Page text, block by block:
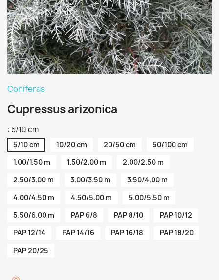
Coníferas
Cupressus arizonica
: 5/10 cm
5/10 cm 10/20 cm 20/50 cm
50/100 cm
1.00/1.50 m
1.50/2.00 m
2.00/2.50 m
2.50/3.00 m
3.00/3.50 m
3.50/4.00 m
4.00/4.50 m
4.50/5.00 m
5.00/5.50 m
5.50/6.00 m
PAP 6/8 PAP 8/10
PAP 10/12
PAP 12/14
PAP 14/16 PAP 16/18
PAP 18/20
PAP 20/25